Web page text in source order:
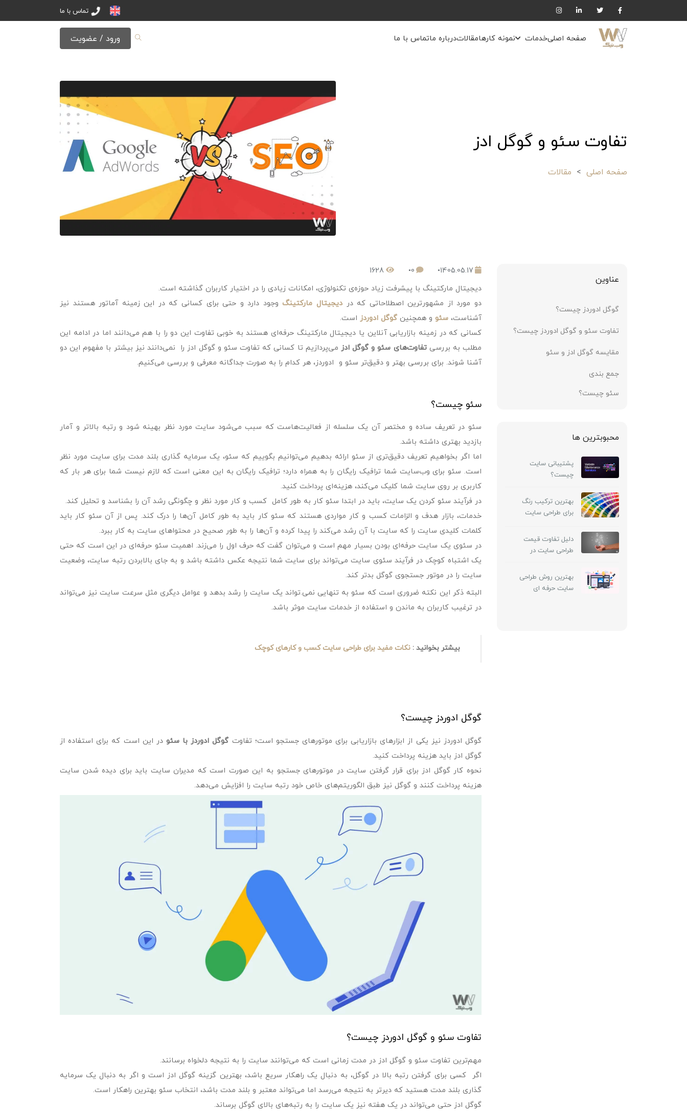
تماس با ما
صفحه اصلیخدمات نمونه کارهامقالاتدرباره ماتماس با ما ورود / عضویت
تفاوت سئو و گوگل ادز
صفحه اصلی مقالات
عناوین
گوگل ادوردز چیست؟
تفاوت سئو و گوگل ادوردز چیست؟
مقایسه گوگل ادز و سئو
جمع بندی
سئو چیست؟
محبوبترین ها
پشتیبانی سایت
چیست؟
بهترین ترکیب رنگ
برای طراحی سایت
دلیل تفاوت قیمت
طراحی سایت در
بهترین روش طراحی
سایت حرفه ای
1405.05.17
0
1628
دیجیتال مارکتینگ با پیشرفت زیاد حوزه‌ی تکنولوژی، امکانات زیادی را در اختیار کاربران گذاشته است.
دو مورد از مشهورترین اصطلاحاتی که در دیجیتال مارکتینگ وجود دارد و حتی برای کسانی که در این زمینه آماتور هستند نیز
آشناست، سئو و همچنینگوگل ادوردز است.
کسانی که در زمینه بازاریابی آنلاین یا دیجیتال مارکتینگ حرفه‌ای هستند به خوبی تفاوت این دو را با هم می‌دانند اما در ادامه این
مطلب به بررسیتفاوت‌های سئو و گوگل ادز می‌پردازیم تا کسانی که تفاوت سئو و گوگل ادز را نمی‌دانند نیز بیشتر با مفهوم این دو
آشنا شوند. برای بررسی بهتر و دقیق‌تر سئو و ادوردز، هر کدام را به صورت جداگانه معرفی و بررسی می‌کنیم.
سئو چیست؟
سئو در تعریف ساده و مختصر آن یک سلسله از فعالیت‌هاست که سبب می‌شود سایت مورد نظر بهینه شود و رتبه بالاتر و آمار
بازدید بهتری داشته باشد.
اما اگر بخواهیم تعریف دقیق‌تری از سئو ارائه بدهیم می‌توانیم بگوییم که سئو، یک سرمایه گذاری بلند مدت برای سایت مورد نظر‌
است. سئو برای وب‌سایت شما ترافیک رایگان را به همراه دارد؛ ترافیک رایگان به این معنی است که لازم نیست شما برای هر بار که
کاربری بر روی سایت شما کلیک می‌کند، هزینه‌ای پرداخت کنید.
در فرآیند سئو کردن یک سایت، باید در ابتدا سئو کار به طور کامل کسب و کار مورد نظر و چگونگی رشد آن را بشناسد و تحلیل کند.
خدمات، بازار هدف و الزامات کسب و کار مواردی هستند که سئو کار باید به طور کامل آن‌ها را درک کند. پس از آن سئو کار باید
کلمات کلیدی سایت را که سایت با آن رشد می‌کند را پیدا کرده و آن‌ها را به طور صحیح در محتواهای سایت به کار ببرد.
در سئوی یک سایت حرفه‌ای بودن بسیار مهم است و می‌توان گفت که حرف اول را می‌زند. اهمیت سئو حرفه‌ای در این است که حتی
یک اشتباه کوچک در فرآیند سئوی سایت می‌تواند برای سایت شما نتیجه عکس داشته باشد و به جای بالابردن رتبه سایت، وضعیت
سایت را در موتور جستجوی گوگل بدتر کند.
البته ذکر این نکته ضروری است که سئو به تنهایی نمی.تواند یک سایت را رشد بدهد و عوامل دیگری مثل سرعت سایت نیز می‌تواند
در ترغیب کاربران به ماندن و استفاده از خدمات سایت موثر باشد.
بیشتر بخوانید : نکات مفید برای طراحی سایت کسب و کارهای کوچک
گوگل ادوردز چیست؟
گوگل ادوردز نیز یکی از ابزارهای بازاریابی برای موتورهای جستجو است؛ تفاوتگوگل ادوردز با سئو در این است که برای استفاده از
گوگل ادز باید هزینه پرداخت کنید.
نحوه کار گوگل ادز برای قرار گرفتن سایت در موتورهای جستجو به این صورت است که مدیران سایت باید برای دیده‌ شدن سایت
هزینه پرداخت کنند و گوگل نیز طبق الگوریتم‌های خاص خود رتبه سایت را افزایش می‌دهد.
تفاوت سئو و گوگل ادوردز چیست؟
مهم‌ترین تفاوت سئو و گوگل ادز در مدت زمانی‌ است که می‌توانند سایت را به نتیجه دلخواه برسانند.
اگر کسی برای گرفتن رتبه بالا در گوگل، به دنبال یک راهکار سریع باشد، بهترین گزینه گوگل ادز است و اگر به دنبال یک سرمایه
گذاری بلند مدت هستید که دیرتر به نتیجه می‌رسد اما می‌تواند معتبر و بلند مدت باشد، انتخاب سئو بهترین راهکار است.
گوگل ادز حتی می‌تواند در یک هفته نیز یک سایت را به رتبه‌های بالای گوگل برساند.